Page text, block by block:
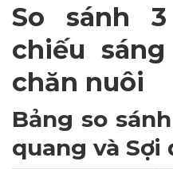
So sánh
chiếu
chăn nuôi
Bảng so
quang và Sợi